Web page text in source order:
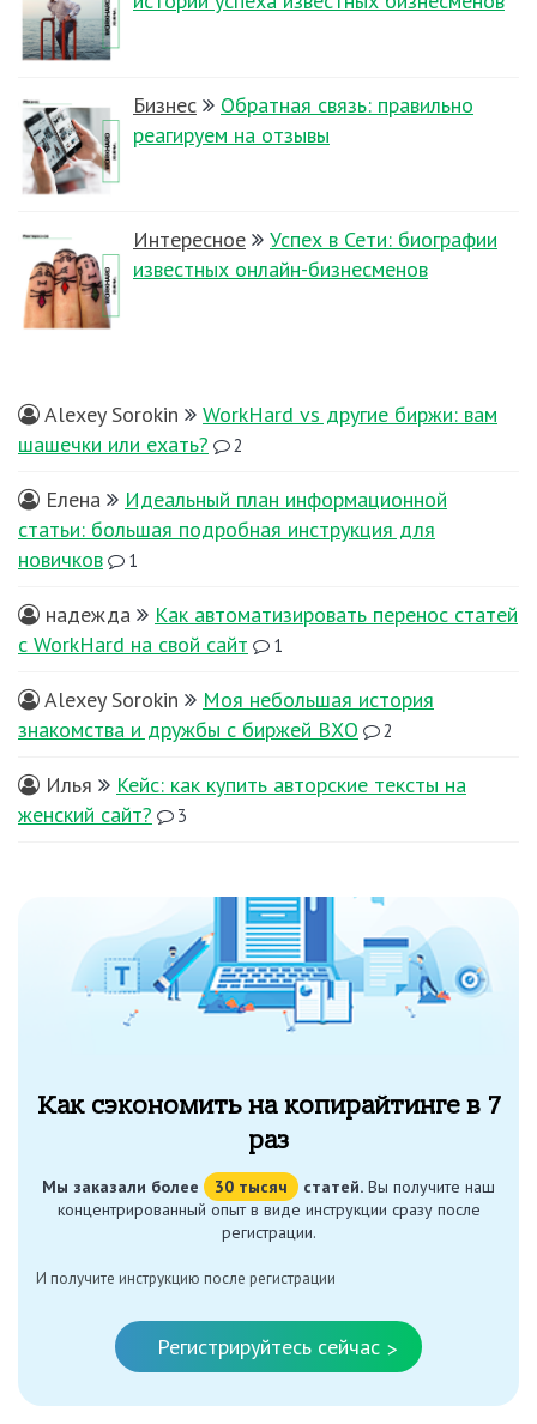
Бизнес
Обратная связь: правильно
реагируем на отзывы
Интересное
Успех в Сети: биографии
известных онлайн-бизнесменов
Alexey Sorokin
WorkHard vs другие биржи: вам
шашечки или ехать?
2
Елена
Идеальный план информационной
статьи: большая подробная инструкция для
новичков
1
надежда
Как автоматизировать перенос статей
с WorkHard на свой сайт
1
Alexey Sorokin
Моя небольшая история
знакомства и дружбы с биржей ВХО
2
Илья
Кейс: как купить авторские тексты на
женский сайт?
3
Как сэкономить на копирайтинге в 7
раз
Мы заказали более 30 тысяч статей. Вы получите наш
концентрированный опыт в виде инструкции сразу после
регистрации.
И получите инструкцию после регистрации
Регистрируйтесь сейчас >